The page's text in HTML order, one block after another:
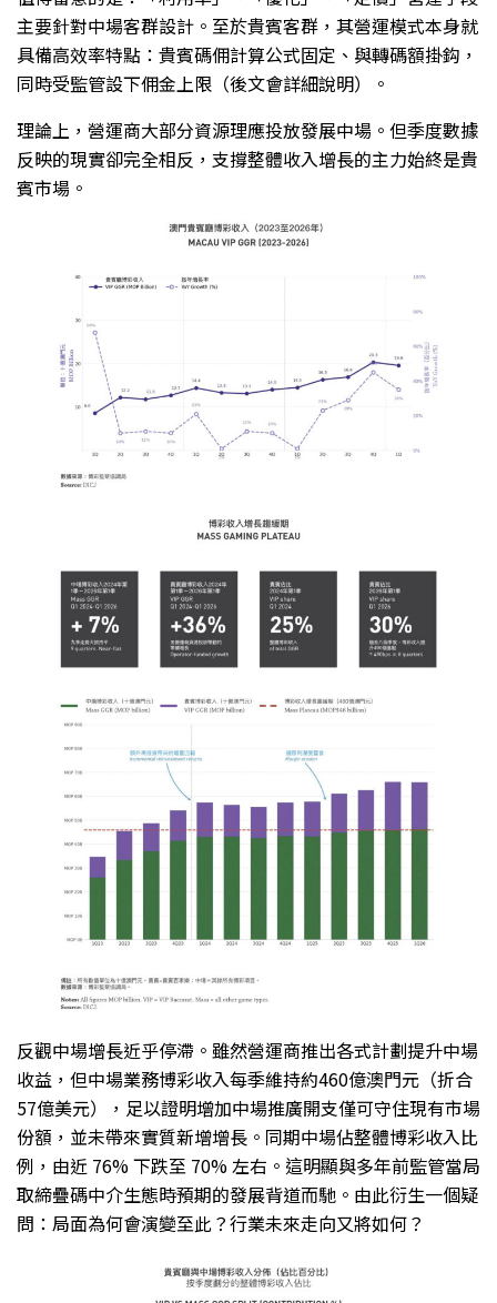
主要針對中場客群設計。至於貴賓客群，其營運模式本身就
具備高效率特點：貴賓碼佣計算公式固定、與轉碼額掛鈎，
同時受監管設下佣金上限（後文會詳細說明）。
理論上，營運商大部分資源理應投放發展中場。但季度數據
反映的現實卻完全相反，支撐整體收入增長的主力始終是貴
賓市場。
反觀中場增長近乎停滯。雖然營運商推出各式計劃提升中場
收益，但中場業務博彩收入每季維持約460億澳門元（折合
57億美元），足以證明增加中場推廣開支僅可守住現有市場
份額，並未帶來實質新增增長。同期中場佔整體博彩收入比
例，由近 76% 下跌至 70% 左右。這明顯與多年前監管當局
取締疊碼中介生態時預期的發展背道而馳。由此衍生一個疑
問：局面為何會演變至此？行業未來走向又將如何？